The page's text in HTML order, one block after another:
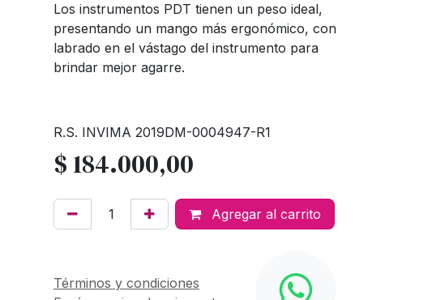
Los instrumentos PDT tienen un peso ideal,
presentando un mango más ergonómico, con
labrado en el vástago del instrumento para
brindar mejor agarre.
R.S. INVIMA 2019DM-0004947-R1
$184.000,00
Agregar al carrito
Términos y condiciones